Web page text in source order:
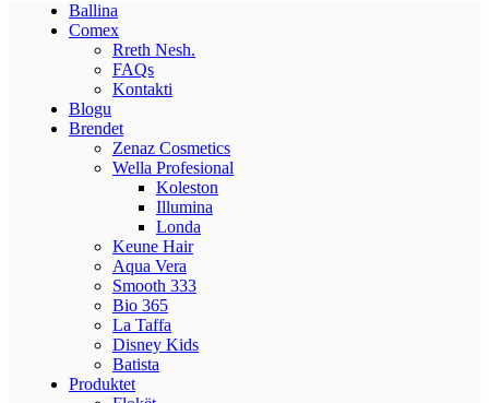
Ballina
Comex
Rreth Nesh.
FAQs
Kontakti
Blogu
Brendet
Zenaz Cosmetics
Wella Profesional
Koleston
Illumina
Londa
Keune Hair
Aqua Vera
Smooth 333
Bio 365
La Taffa
Disney Kids
Batista
Produktet